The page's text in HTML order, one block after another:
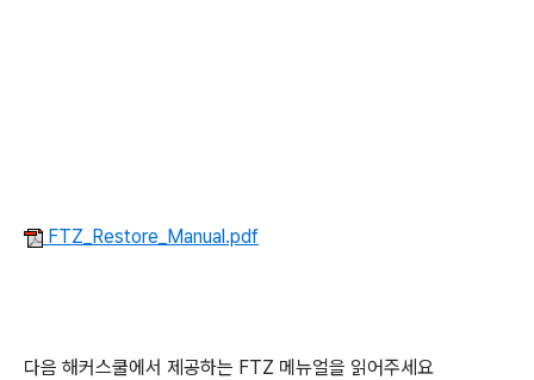
FTZ_Restore_Manual.pdf
다음 해커스쿨에서 제공하는 FTZ 메뉴얼을 읽어주세요